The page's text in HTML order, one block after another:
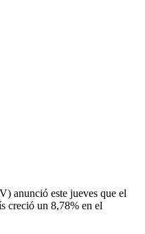
anunció este jueves que el
creció un 8,78% en el